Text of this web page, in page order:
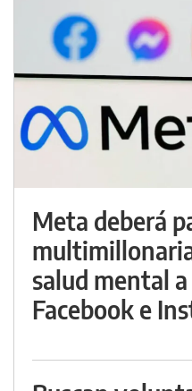
Meta deberá
salud mental
Facebook e